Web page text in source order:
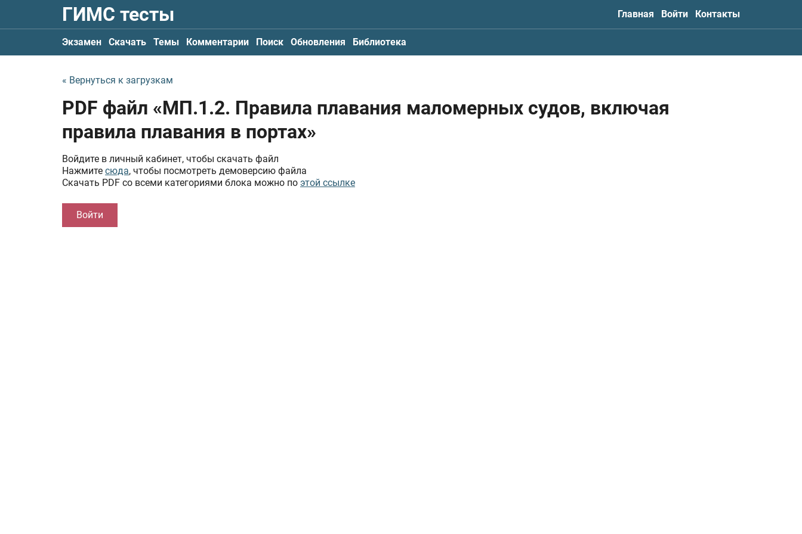
ГИМС тесты Главная Войти Контакты
Экзамен Скачать Темы Комментарии Поиск Обновления Библиотека
« Вернуться к загрузкам
PDF файл «МП.1.2. Правила плавания маломерных судов, включая
правила плавания в портах»
Войдите в личный кабинет, чтобы скачать файл
Нажмите сюда, чтобы посмотреть демоверсию файла
Скачать PDF со всеми категориями блока можно по этой ссылке
Войти